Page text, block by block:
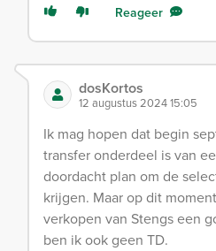
Reageer
dosKortos
12 augustus 2024 15:05
Ik mag hopen dat begin
transfer onderdeel is van
doordacht plan om de
krijgen. Maar op dit
verkopen van Stengs een
ben ik ook geen TD.